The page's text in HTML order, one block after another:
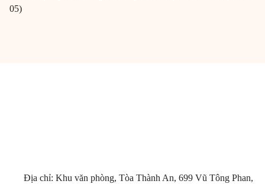
05)
Địa chỉ: Khu văn phòng, Tòa Thành An, 699 Vũ Tông Phan,